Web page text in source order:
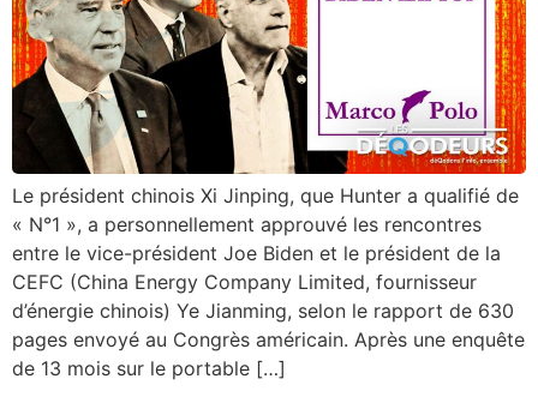
Le président chinois Xi Jinping, que Hunter a qualifié de
« N°1 », a personnellement approuvé les rencontres
entre le vice-président Joe Biden et le président de la
CEFC (China Energy Company Limited, fournisseur
d’énergie chinois) Ye Jianming, selon le rapport de 630
pages envoyé au Congrès américain. Après une enquête
de 13 mois sur le portable […]